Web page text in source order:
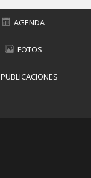
AGENDA
FOTOS
PUBLICACIONES